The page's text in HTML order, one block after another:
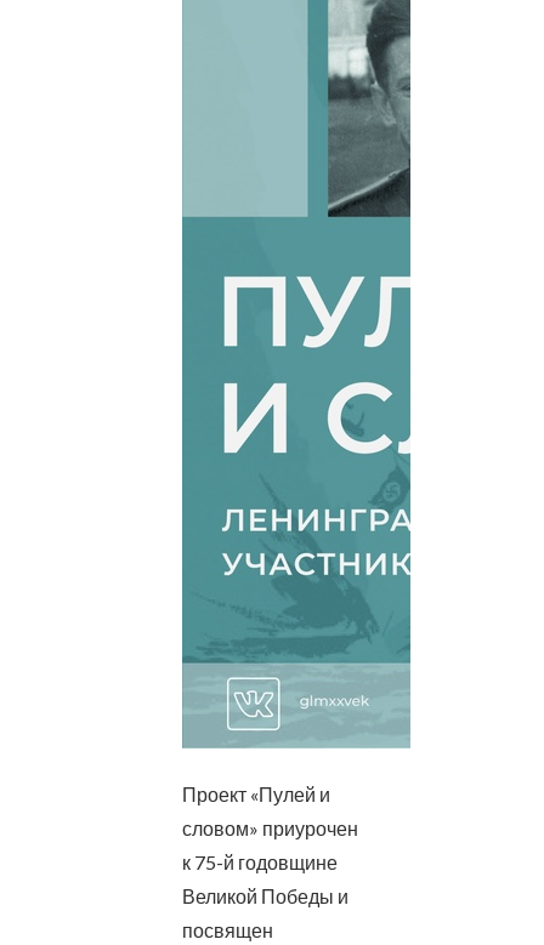
Проект «Пулей и
словом» приурочен
к 75-й годовщине
Великой Победы и
посвящен